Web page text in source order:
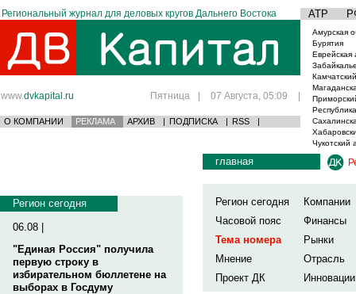
Региональный журнал для деловых кругов Дальнего Востока АТР
www.dvkapital.ru Пятница | 07 Августа, 05:09 |
О КОМПАНИИ РЕКЛАМА АРХИВ | ПОДПИСКА | RSS |
Амурская
Бурятия
Еврейская
Чукотский
Регион сегодня
06.08 |
"Единая Россия" получила
первую строку в
избирательном бюллетене на
выборах в Госдуму
главная
Регион сегодня
Компании
Часовой пояс
Финансы
Тема номера
Рынки
Мнение
Отрасль
Проект ДК
Инновации